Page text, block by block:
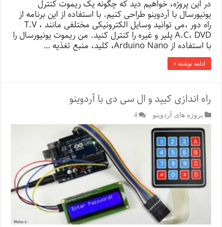
در این پروژه، خواهیم دید که چگونه یک ریموت کنترل
یونیورسال با آردوینو طراحی کنیم. با استفاده از این برنامه از
راه دور ،می توانید وسایل الکترونیکی مختلفی مانند T.V ،
A.C، DVD پلیر و غیره را کنترل کنید. من ریموت یونیورسال را
با استفاده از Arduino Nano، کلید، منبع تغذیه …
ادامه نوشته »
راه اندازی کیپد و ال سی دی با آردوینو
پروژه های آردوینو 4